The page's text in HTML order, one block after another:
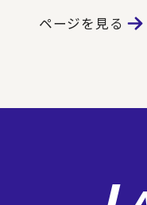
ページを見る